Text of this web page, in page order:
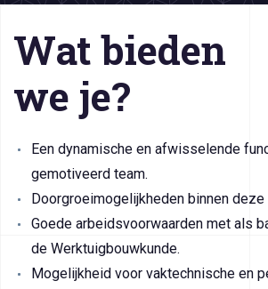
Wat bieden
we je?
Een dynamische en afwisselende
gemotiveerd team.
Doorgroeimogelijkheden binnen deze
Goede arbeidsvoorwaarden met als
de Werktuigbouwkunde.
Mogelijkheid voor vaktechnische en